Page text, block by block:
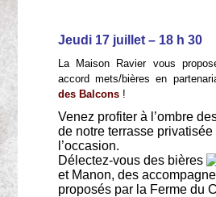
Jeudi 17 juillet – 18 h 30
La Maison Ravier vous
accord mets/bières en
des Balcons !
Venez profiter à l’ombre
de notre terrasse privatisée
l’occasion.
Délectez-vous des bières
et Manon, des
proposés par la Ferme du